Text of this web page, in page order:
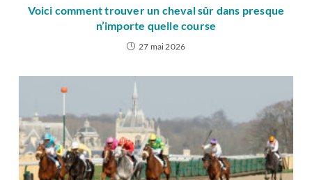
Voici comment trouver un cheval sûr dans presque
n’importe quelle course
27 mai 2026